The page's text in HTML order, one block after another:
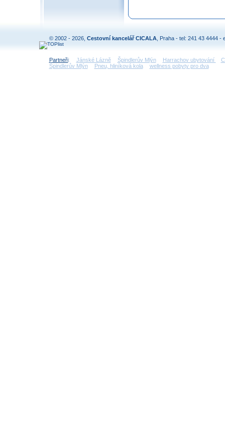
© 2002 - 2026, Cestovní kancelář CICALA , Praha - tel: 241 43 4444 -
Partneři: Jánské Lázně Špindlerův Mlýn Harrachov ubytování
Špindlerův Mlýn
Pneu, hliníková kola wellness pobyty pro dva